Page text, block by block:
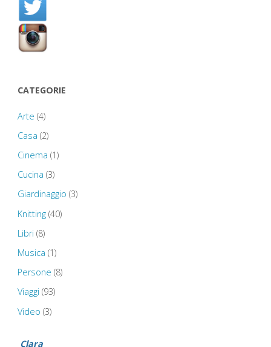
CATEGORIE
Arte (4)
Casa (2)
Cinema (1)
Cucina (3)
Giardinaggio (3)
Knitting(40)
Libri (8)
Musica (1)
Persone (8)
Viaggi (93)
Video (3)
Clara